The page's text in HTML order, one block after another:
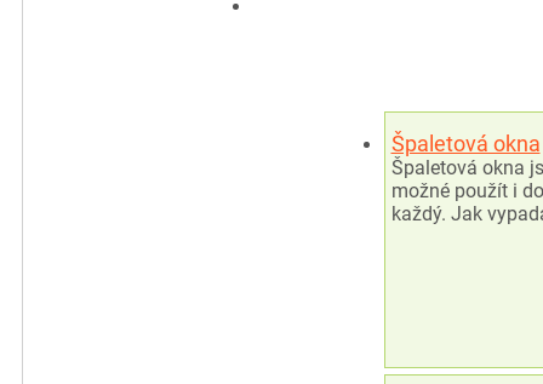
Špaletová okna
Špaletová okna
možné použít i
každý. Jak